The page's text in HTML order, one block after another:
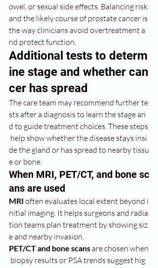
owel, or sexual side effects. Balancing risk
and the likely course of prostate cancer is
the way clinicians avoid overtreatment a
nd protect function.
Additional tests to determ
ine stage and whether can
cer has spread
The care team may recommend further te
sts after a diagnosis to learn the stage an
d to guide treatment choices. These steps
help show whether the disease stays insi
de the gland or has spread to nearby tissu
e or bone.
When MRI, PET/CT, and bone sc
ans are used
MRI often evaluates local extent beyond i
nitial imaging. It helps surgeons and radia
tion teams plan treatment by showing siz
e and nearby invasion.
PET/CT and bone scans are chosen when
biopsy results or PSA trends suggest hig